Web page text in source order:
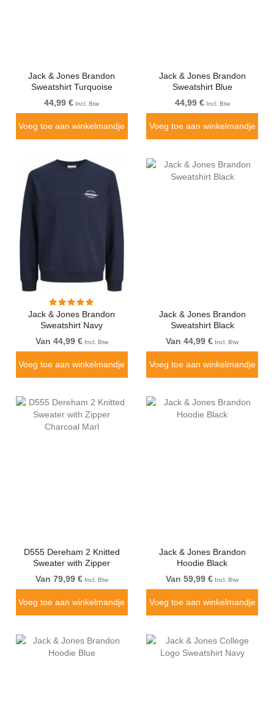
Jack & Jones Brandon
Sweatshirt Turquoise
44,99 € Incl. Btw
Voeg toe aan winkelmandje
Jack & Jones Brandon
Sweatshirt Blue
44,99 €Incl. Btw
Voeg toe aan winkelmandje
Jack & Jones Brandon
Sweatshirt Navy
Van 44,99 €Incl. Btw
Voeg toe aan winkelmandje
Jack & Jones Brandon
Sweatshirt Black
Van 44,99 € Incl. Btw
Voeg toe aan winkelmandje
D555 Dereham 2 Knitted
Sweater with Zipper
Charcoal Marl
Van 79,99 €Incl. Btw
Voeg toe aan winkelmandje
Jack & Jones Brandon
Hoodie Black
Van 59,99 € Incl. Btw
Voeg toe aan winkelmandje